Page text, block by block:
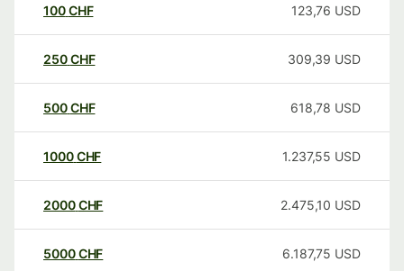
100CHF 123,76 USD
250CHF 309,39 USD
500CHF 618,78 USD
1000CHF 1.237,55 USD
2000CHF 2.475,10 USD
5000CHF 6.187,75 USD